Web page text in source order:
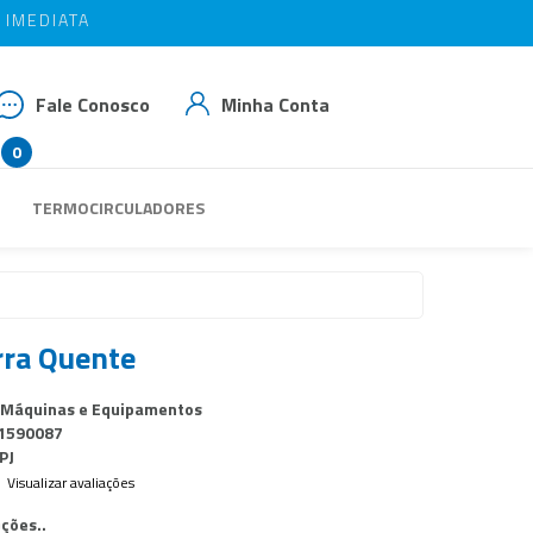
BAIAO10
BAIAO10
Fale Conosco
1769
Minha Conta
0
TERMOCIRCULADORES
Quente
e Equipamentos
Visualizar avaliações